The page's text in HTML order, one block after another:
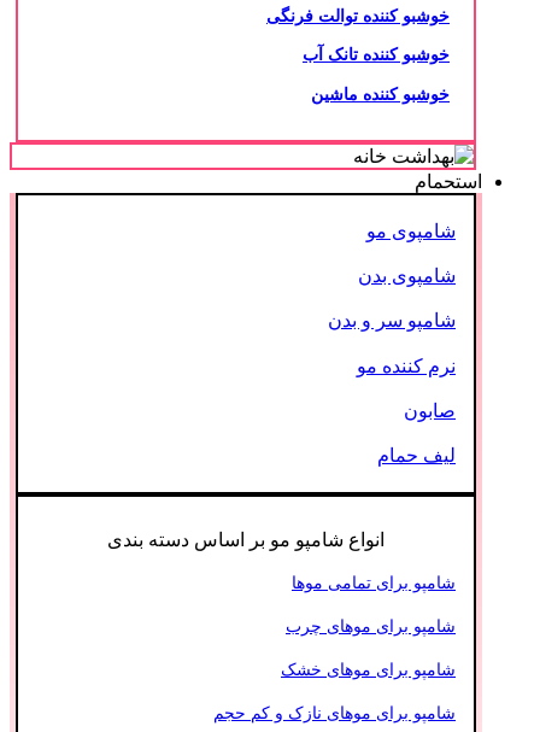
خوشبو کننده توالت فرنگی
خوشبو کننده تانک آب
خوشبو کننده ماشین
استحمام
شامپوی مو
شامپوی بدن
شامپو سر و بدن
نرم کننده مو
صابون
لیف حمام
انواع شامپو مو بر اساس دسته بندی
شامپو برای تمامی موها
شامپو برای موهای چرب
شامپو برای موهای خشک
شامپو برای موهای نازک و کم حجم